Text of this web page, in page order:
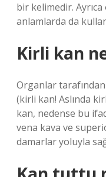
bir kelimedir.
anlamlarda da
Kirli kan
Organlar
(kirli kan! Aslında
kan, nedense bu
vena kava ve
damarlar yoluyla